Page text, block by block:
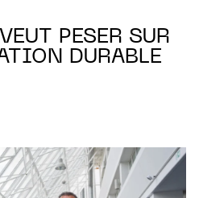
PESER SUR
DURABLE